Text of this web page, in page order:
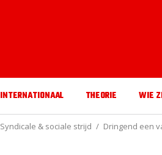
INTERNATIONAAL THEORIE WIE
Syndicale & sociale strijd Dringend een